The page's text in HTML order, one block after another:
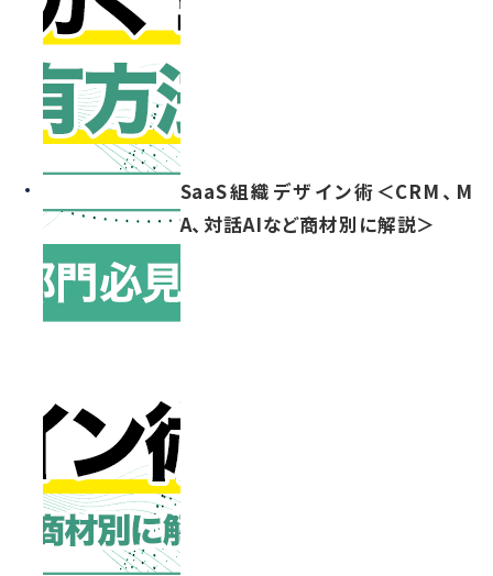
SaaS組織デザイン術＜CRM、M
A、対話AIなど商材別に解説＞